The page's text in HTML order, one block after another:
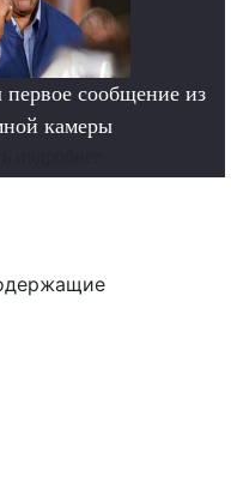
сообщение из
камеры